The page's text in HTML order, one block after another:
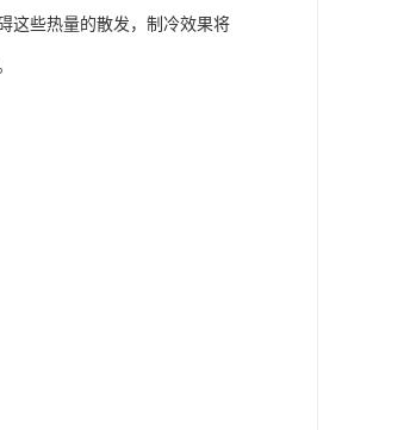
这些热量的散发，制冷效果将